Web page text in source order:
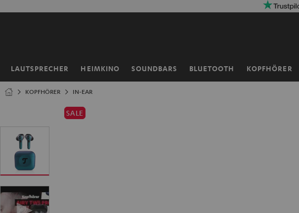
LAUTSPRECHER HEIMKINO SOUNDBARS BLUETOOTH KOPFHÖRER
Startseite
KOPFHÖRER IN-EAR
SALE